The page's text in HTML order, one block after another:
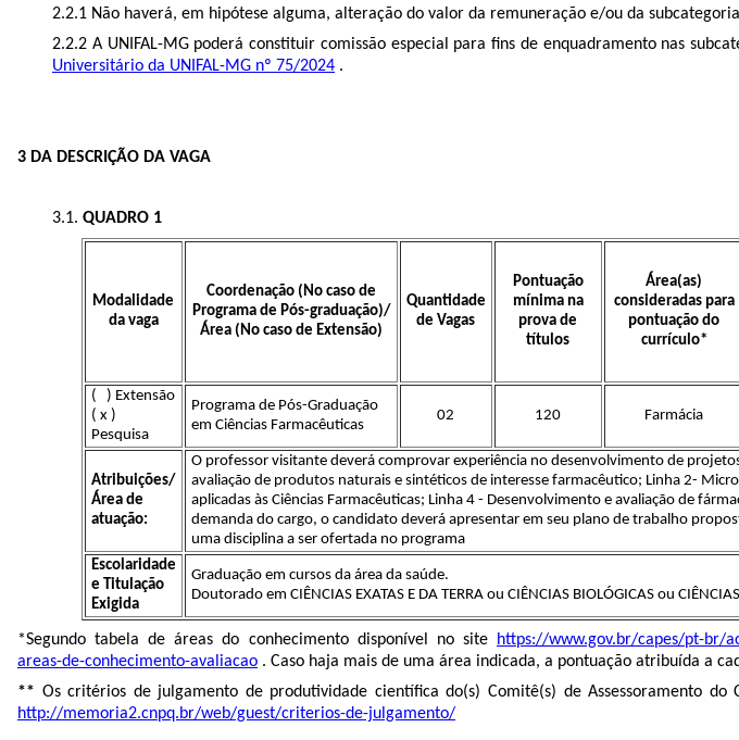
2.2.1 Não haverá, em hipótese alguma, alteração do valor da remuneração e/ou da
2.2.2 A UNIFAL-MG poderá constituir comissão especial para fins de enquadramento nas
Universitário da UNIFAL-MG nº 75/2024 .
3 DA DESCRIÇÃO DA VAGA
3.1. QUADRO 1
Modalidade
da vaga
Coordenação (No caso de
Programa de Pós-graduação)/
Área (No caso de Extensão)
Quantidade
de Vagas
Pontuação
mínima na
prova de
títulos
Área(as)
consideradas para
pontuação do
currículo*
( ) Extensão
( x )
Pesquisa
Programa de Pós-Graduação
em Ciências Farmacêuticas
02 120 Farmácia
Atribuições/
Área de
atuação:
O professor visitante deverá comprovar experiência no desenvolvimento de
avaliação de produtos naturais e sintéticos de interesse farmacêutico; Linha 2-
aplicadas às Ciências Farmacêuticas; Linha 4 - Desenvolvimento e avaliação de
demanda do cargo, o candidato deverá apresentar em seu plano de trabalho
uma disciplina a ser ofertada no programa
Escolaridade
e Titulação
Exigida
Graduação em cursos da área da saúde.
Doutorado em CIÊNCIAS EXATAS E DA TERRA ou CIÊNCIAS BIOLÓGICAS ou
*Segundo tabela de áreas do conhecimento disponível no site
https://www.gov.br/capes/pt-br/
areas-de-conhecimento-avaliacao . Caso haja mais de uma área indicada, a pontuação atribuída a
** Os critérios de julgamento de produtividade científica do(s) Comitê(s) de Assessoramento do
http://memoria2.cnpq.br/web/guest/criterios-de-julgamento/